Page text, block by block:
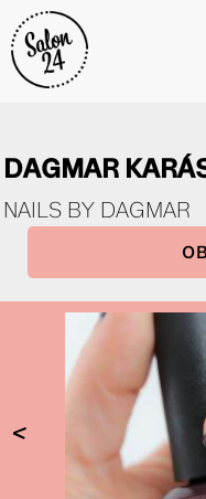
DAGMAR
NAILS BY DAGMAR
<